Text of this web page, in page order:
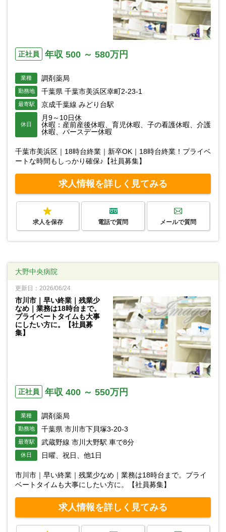
正社員 年収 500 ～ 580万円
業種 調剤薬局
勤務地 千葉県 千葉市美浜区幸町2-23-1
最寄駅 京成千葉線 みどり台駅
休日
月9～10日休
休暇：産前産後休暇、育児休暇、子の看護休暇、介護
休暇、バースデー休暇
千葉市美浜区｜18時台終業｜新卒OK｜18時台終業！プライベ
ートな時間もしっかり確保♪【社員募集】
求人情報を詳しく見てみる
求人を保存 電話で質問 メールで質問
大野中央病院
更新日：2026/06/24
市川市｜早い終業｜残業少
なめ｜業務は18時台まで。
プライベートタイムも大事
にしたい方に。【社員募
集】
正社員 年収 400 ～ 550万円
業種 調剤薬局
勤務地 千葉県 市川市下貝塚3-20-3
最寄駅 武蔵野線 市川大野駅 車で8分
休日 日曜、祝日、他1日
市川市｜早い終業｜残業少なめ｜業務は18時台まで。プライ
ベートタイムも大事にしたい方に。【社員募集】
求人情報を詳しく見てみる